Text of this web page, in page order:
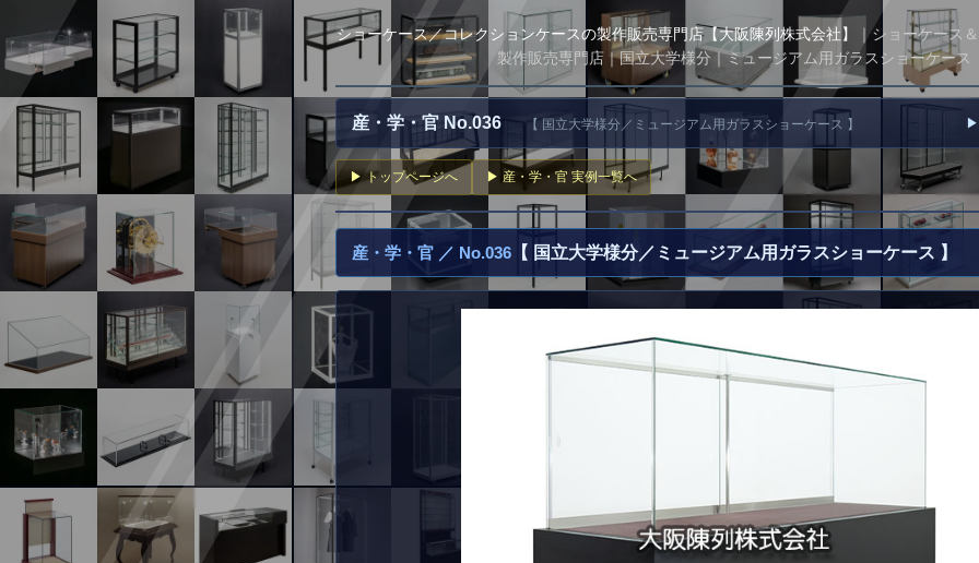
ショーケース／コレクションケースの製作販売専門店【大阪陳列株式会社】
｜ショーケース
製作販売専門店｜国立大学様分｜ミュージアム用ガラスショーケース
産・学・官 No.036 【 国立大学様分／ミュージアム用ガラスショーケース 】 ▶
▶ トップページへ ▶ 産・学・官 実例一覧へ
産・学・官 ／ No.036 【 国立大学様分／ミュージアム用ガラスショーケース 】